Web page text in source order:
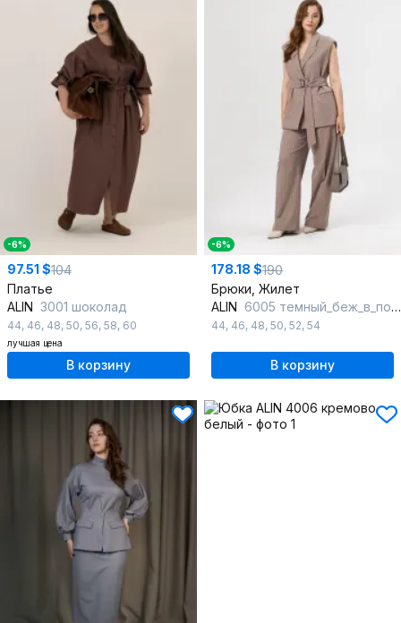
-6%
97.51 $104
Платье
ALIN 3001 шоколад
44, 46, 48, 50, 56, 58, 60
лучшая цена
В корзину
-6%
178.18 $190
Брюки, Жилет
ALIN 6005 темный_беж_в_полоску
44, 46, 48, 50, 52, 54
В корзину